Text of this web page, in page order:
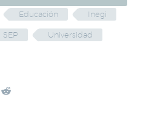
Educación Inegi
SEP Universidad